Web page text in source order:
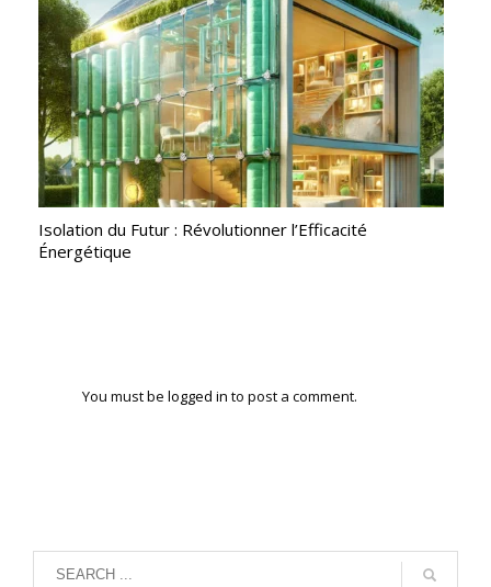
Isolation du Futur : Révolutionner l’Efficacité
Énergétique
You must be logged in to post a comment.